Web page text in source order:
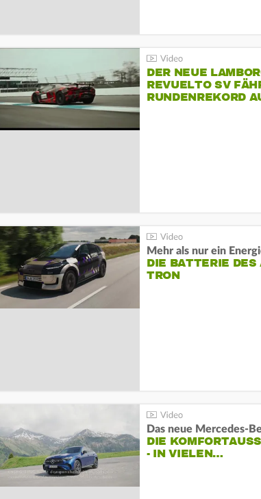
DER NEUE
REVUELTO SV
RUNDENREKORD
Mehr als nur ein
DIE BATTERIE DES
TRON
DIE
- IN VIELEN…